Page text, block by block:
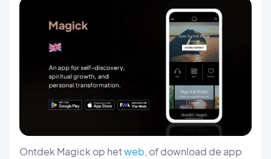
Ontdek Magick op hetweb, of download de app